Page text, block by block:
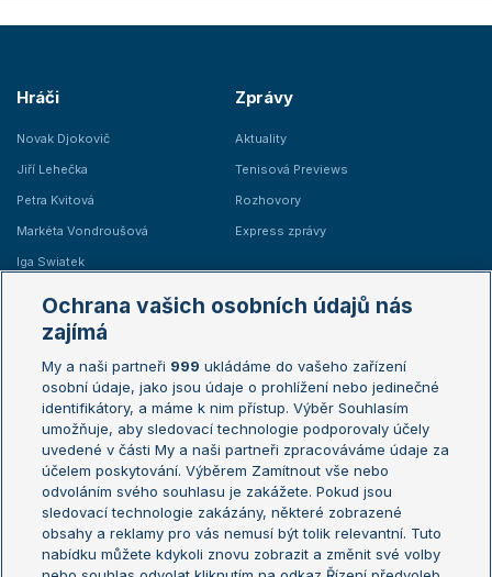
Hráči
Novak Djokovič
Jiří Lehečka
Petra Kvitová
Markéta Vondroušová
Iga Swiatek
Zprávy
Aktuality
Tenisová Previews
Rozhovory
Express zprávy
Žebříčky
Žebříček ATP (muži)
Žebříček WTA (ženy)
Sázkařský žebříček
Australian Open
French Open
Wimbledon
US Open
Turnaj mistrů
Turnaj mistryň
Aktualní trendy
Ochrana vašich osobních údajů nás
zajímá
My a naši partneři 999 ukládáme do vašeho zařízení
osobní údaje, jako jsou údaje o prohlížení nebo jedinečné
identifikátory, a máme k nim přístup. Výběr Souhlasím
umožňuje, aby sledovací technologie podporovaly účely
uvedené v části My a naši partneři zpracováváme údaje za
účelem poskytování. Výběrem Zamítnout vše nebo
odvoláním svého souhlasu je zakážete. Pokud jsou
sledovací technologie zakázány, některé zobrazené
obsahy a reklamy pro vás nemusí být tolik relevantní. Tuto
nabídku můžete kdykoli znovu zobrazit a změnit své volby